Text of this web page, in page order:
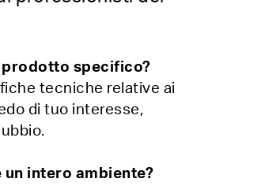
prodotto specifico?
tecniche relative ai
di tuo interesse,
intero ambiente?